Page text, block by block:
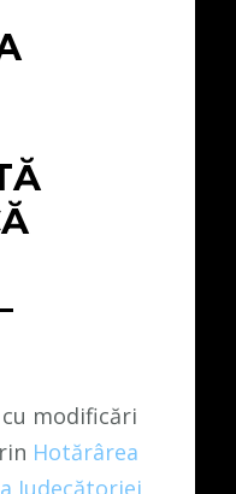
cu modificări
Hotărârea
Judecătoriei